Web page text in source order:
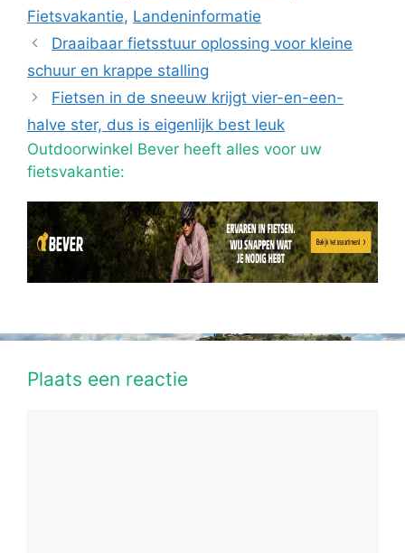
Fietsvakantie, Landeninformatie
Draaibaar fietsstuur oplossing voor kleine
schuur en krappe stalling
Fietsen in de sneeuw krijgt vier-en-een-
halve ster, dus is eigenlijk best leuk
Outdoorwinkel Bever heeft alles voor uw
fietsvakantie:
Plaats een reactie